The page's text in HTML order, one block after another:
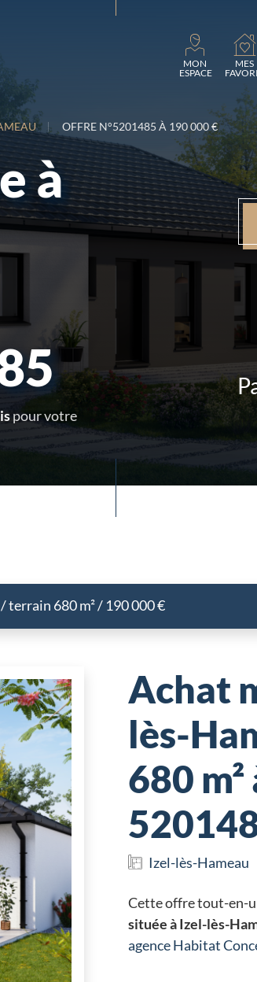
MON
ESPACE
MES
OFFRE N°5201485 À 190 000 €
à
pour votre
terrain 680 m² / 190 000 €
Achat
lès-
680
Izel-lès-Hameau
Cette offre tout-en-
située à Izel-lès-
agence Habitat